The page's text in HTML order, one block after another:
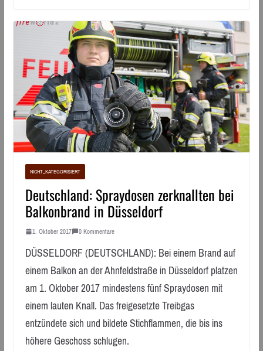
NICHT_KATEGORISIERT
Deutschland: Spraydosen zerknallten bei
Balkonbrand in Düsseldorf
1. Oktober 2017 0 Kommentare
DÜSSELDORF (DEUTSCHLAND): Bei einem Brand auf
einem Balkon an der Ahnfeldstraße in Düsseldorf platzen
am 1. Oktober 2017 mindestens fünf Spraydosen mit
einem lauten Knall. Das freigesetzte Treibgas
entzündete sich und bildete Stichflammen, die bis ins
höhere Geschoss schlugen.